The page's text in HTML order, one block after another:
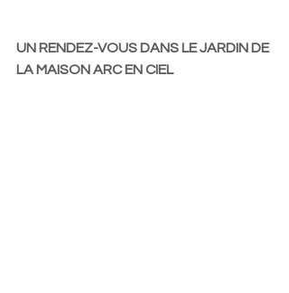
UN RENDEZ-VOUS DANS LE JARDIN DE
LA MAISON ARC EN CIEL